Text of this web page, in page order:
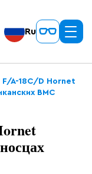
Ru
F/A-18C/D Hornet
ВМС